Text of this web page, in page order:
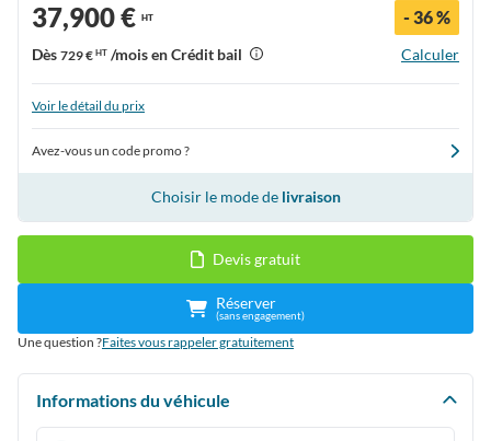
37,900 € HT - 36 %
Dès 729 € HT /mois en Crédit bail Calculer
Voir le détail du prix
Avez-vous un code promo ?
Choisir le mode de livraison
Devis gratuit
Réserver
(sans engagement)
Une question ?Faites vous rappeler gratuitement
Informations du véhicule